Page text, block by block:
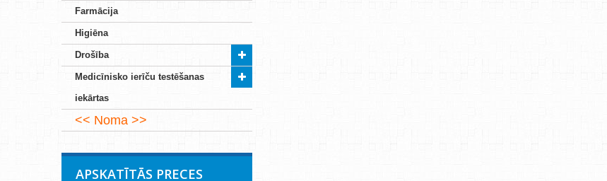
Farmācija
Higiēna
Drošība
Medicīnisko ierīču testēšanas
iekārtas
Noma
APSKATĪTĀS PRECES